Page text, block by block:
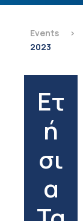
Events >
2023
Ετ
ή
σι
α